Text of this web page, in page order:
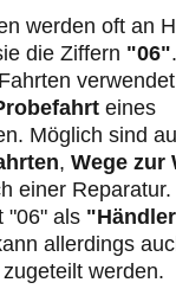
werden oft an
die Ziffern "06"
eines
Möglich sind
, Wege zur
einer
"06" als
allerdings
werden.